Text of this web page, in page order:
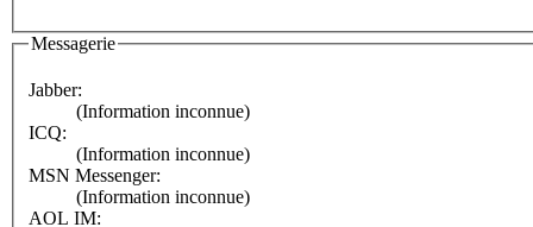
Messagerie
Jabber:
(Information inconnue)
ICQ:
(Information inconnue)
MSN Messenger:
(Information inconnue)
AOL IM: